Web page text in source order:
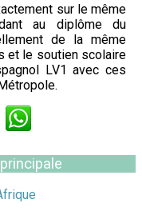
sur le même
au diplôme du
de la même
et le soutien scolaire
LV1 avec ces